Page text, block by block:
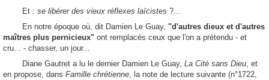
Et : se libérer des vieux réflexes laïcistes ?...
En notre époque où, dit Damien Le Guay, "d'autres dieux et d'autres
maîtres plus pernicieux" ont remplacés ceux que l'on a prétendu - et
cru... - chasser, un jour...
Diane Gautret a lu le dernier Damien Le Guay, La Cité sans Dieu, et
en propose, dans Famille chrétienne, la note de lecture suivante (n°1722,